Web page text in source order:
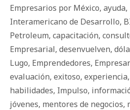
Empresarios por México, ayuda,
Interamericano de Desarrollo,
Petroleum, capacitación,
Empresarial, desenvuelven,
Lugo, Emprendedores,
evaluación, exitoso, experiencia,
habilidades, Impulso,
jóvenes, mentores de negocios,